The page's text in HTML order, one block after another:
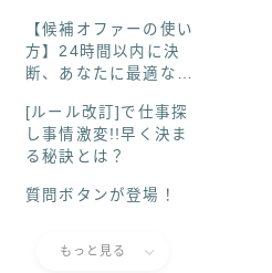
【候補オファーの使い
方】24時間以内に決
断、あなたに最適なオ
[ルール改訂]で仕事探
し事情激変!!早く決ま
る秘訣とは？
質問ボタンが登場！
もっと見る